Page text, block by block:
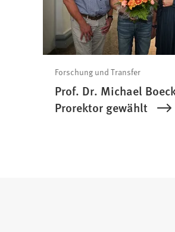
Forschung und Transfer
Prof. Dr. Michael
Prorektor gewählt